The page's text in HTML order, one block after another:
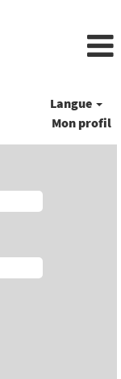
Langue
Mon profil